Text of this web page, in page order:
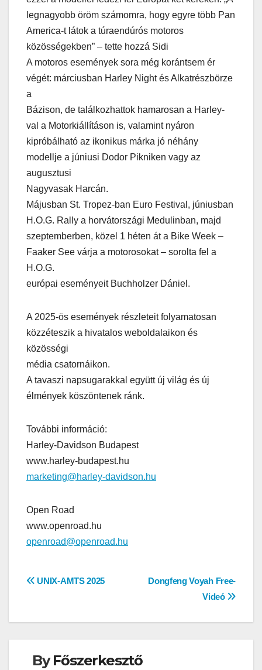
legnagyobb öröm számomra, hogy egyre több Pan
America-t látok a túraendúrós motoros
közösségekben” – tette hozzá Sidi
A motoros események sora még korántsem ér
végét: márciusban Harley Night és Alkatrészbörze
a
Bázison, de találkozhattok hamarosan a Harley-
val a Motorkiállításon is, valamint nyáron
kipróbálható az ikonikus márka jó néhány
modellje a júniusi Dodor Pikniken vagy az
augusztusi
Nagyvasak Harcán.
Májusban St. Tropez-ban Euro Festival, júniusban
H.O.G. Rally a horvátországi Medulinban, majd
szeptemberben, közel 1 héten át a Bike Week –
Faaker See várja a motorosokat – sorolta fel a
H.O.G.
európai eseményeit Buchholzer Dániel.
A 2025-ös események részleteit folyamatosan
közzéteszik a hivatalos weboldalaikon és
közösségi
média csatornáikon.
A tavaszi napsugarakkal együtt új világ és új
élmények köszöntenek ránk.
További információ:
Harley-Davidson Budapest
www.harley-budapest.hu
marketing@harley-davidson.hu
Open Road
www.openroad.hu
openroad@openroad.hu
Bejegyzés
Dongfeng Voyah Free-
Videó
UNIX-AMTS 2025
ByFőszerkesztő